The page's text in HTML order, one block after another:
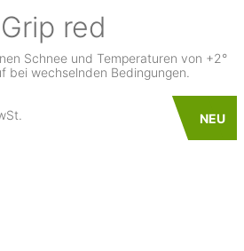
Grip red
Schnee und Temperaturen von +2°
bei wechselnden Bedingungen.
NEU